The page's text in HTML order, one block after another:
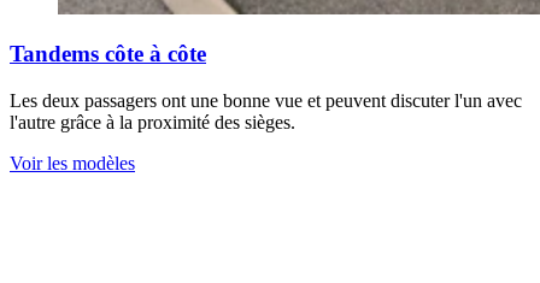
Tandems côte à côte
Les deux passagers ont une bonne vue et peuvent discuter l'un avec
l'autre grâce à la proximité des sièges.
Voir les modèles